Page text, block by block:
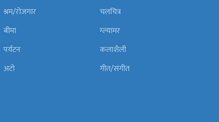
श्रम/रोजगार
बीमा
पर्यटन
अटो
चलचित्र
ग्ल्यामर
कलाशैली
गीत/संगीत